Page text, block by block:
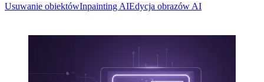
Usuwanie obiektówInpainting AIEdycja obrazów AI